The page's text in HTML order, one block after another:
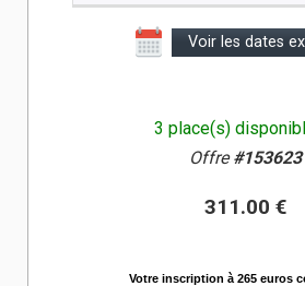
Voir les dates
3 place(s)
Offre#153623
311.00 €
Votre inscription à 265 euros